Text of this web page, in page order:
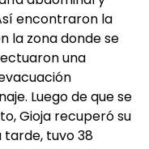
encontraron la
la zona donde se
una
Luego de que se
Gioja recuperó su
tuvo 38